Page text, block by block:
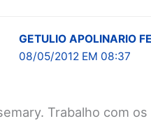
GETULIO APOLINARIO
08/05/2012 EM 08:37
Trabalho com os